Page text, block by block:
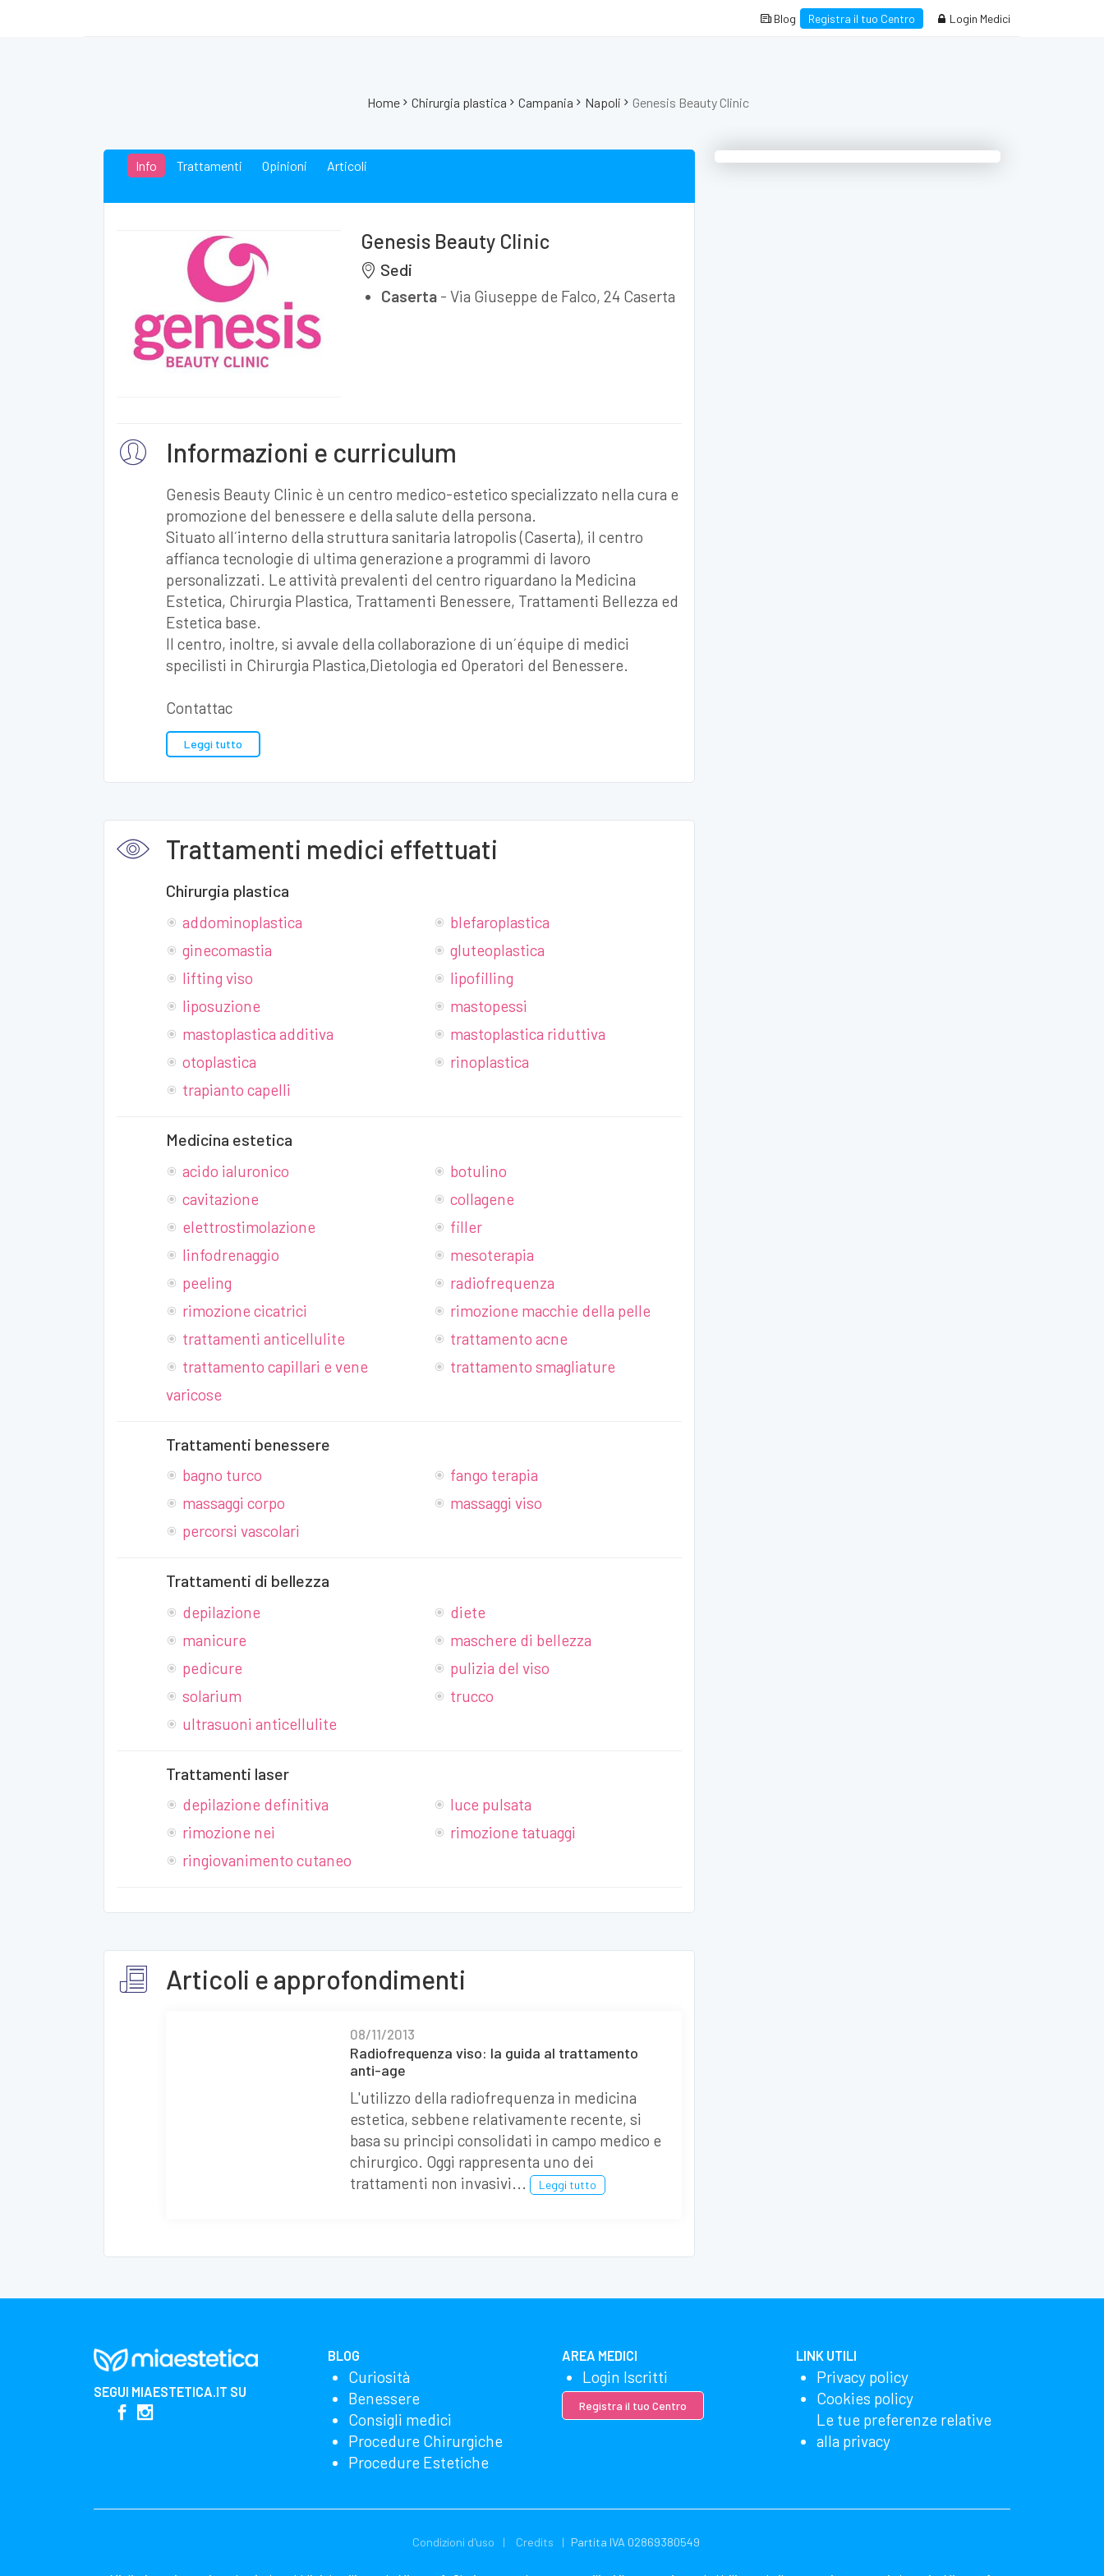
Blog Registra il tuo Centro Login Medici
Home Chirurgia plastica Campania Napoli Genesis Beauty Clinic
Info Trattamenti Opinioni Articoli
Genesis Beauty Clinic
Sedi
Caserta- Via Giuseppe de Falco, 24 Caserta
Informazioni e curriculum
Genesis Beauty Clinic è un centro medico-estetico specializzato nella cura e
promozione del benessere e della salute della persona.
Situato all´interno della struttura sanitaria Iatropolis (Caserta), il centro
affianca tecnologie di ultima generazione a programmi di lavoro
personalizzati. Le attività prevalenti del centro riguardano la Medicina
Estetica, Chirurgia Plastica, Trattamenti Benessere, Trattamenti Bellezza ed
Estetica base.
Il centro, inoltre, si avvale della collaborazione di un´équipe di medici
specilisti in Chirurgia Plastica,Dietologia ed Operatori del Benessere.
Contattac
Leggi tutto
Trattamenti medici effettuati
Chirurgia plastica
addominoplastica
blefaroplastica
ginecomastia
gluteoplastica
lifting viso
lipofilling
liposuzione
mastopessi
mastoplastica additiva
mastoplastica riduttiva
otoplastica
rinoplastica
trapianto capelli
Medicina estetica
acido ialuronico
botulino
cavitazione
collagene
elettrostimolazione
filler
linfodrenaggio
mesoterapia
peeling
radiofrequenza
rimozione cicatrici
rimozione macchie della pelle
trattamenti anticellulite
trattamento acne
trattamento capillari e vene
varicose
trattamento smagliature
Trattamenti benessere
bagno turco
fango terapia
massaggi corpo
massaggi viso
percorsi vascolari
Trattamenti di bellezza
depilazione
diete
manicure
maschere di bellezza
pedicure
pulizia del viso
solarium
trucco
ultrasuoni anticellulite
Trattamenti laser
depilazione definitiva
luce pulsata
rimozione nei
rimozione tatuaggi
ringiovanimento cutaneo
Articoli e approfondimenti
08/11/2013
Radiofrequenza viso: la guida al trattamento
anti-age
L'utilizzo della radiofrequenza in medicina
estetica, sebbene relativamente recente, si
basa su principi consolidati in campo medico e
chirurgico. Oggi rappresenta uno dei
trattamenti non invasivi...
Leggi tutto
SEGUI MIAESTETICA.IT SU
BLOG
Curiosità
Benessere
Consigli medici
Procedure Chirurgiche
Procedure Estetiche
AREA MEDICI
Login Iscritti
Registra il tuo Centro
LINK UTILI
Privacy policy
Cookies policy
Le tue preferenze relative
alla privacy
Condizioni d'uso Credits Partita IVA 02869380549